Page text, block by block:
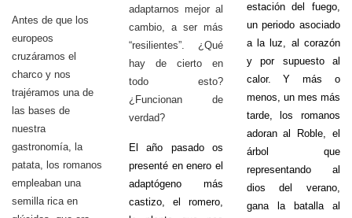
Antes de que los
europeos
cruzáramos el
charco y nos
trajéramos una de
las bases de
nuestra
gastronomía, la
patata, los romanos
empleaban una
semilla rica en
adaptarnos mejor al
cambio, a ser más
“resilientes”. ¿Qué
hay de cierto en
todo esto?
¿Funcionan de
verdad?
El año pasado os
presenté en enero el
adaptógeno más
castizo, el romero,
estación del fuego,
un periodo asociado
a la luz, al corazón
y por supuesto al
calor. Y más o
menos, un mes más
tarde, los romanos
adoran al Roble, el
árbol que
representando al
dios del verano,
gana la batalla al